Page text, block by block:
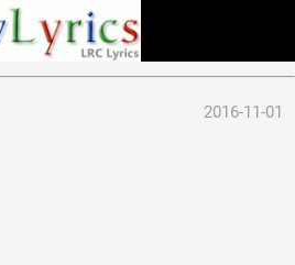
2016-11-01